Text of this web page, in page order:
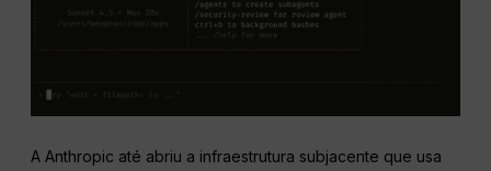
A Anthropic até abriu a infraestrutura subjacente que usa